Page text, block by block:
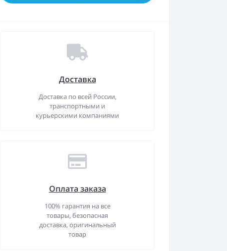
Доставка
Доставка по всей России,
транспортными и
курьерскими компаниями
Оплата заказа
100% гарантия на все
товары, безопасная
доставка, оригинальный
товар